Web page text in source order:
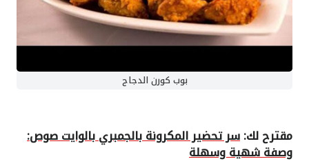
بوب كورن الدجاج
مقترح لك:سر تحضير المكرونة بالجمبري بالوايت صوص:
وصفة شهية وسهلة